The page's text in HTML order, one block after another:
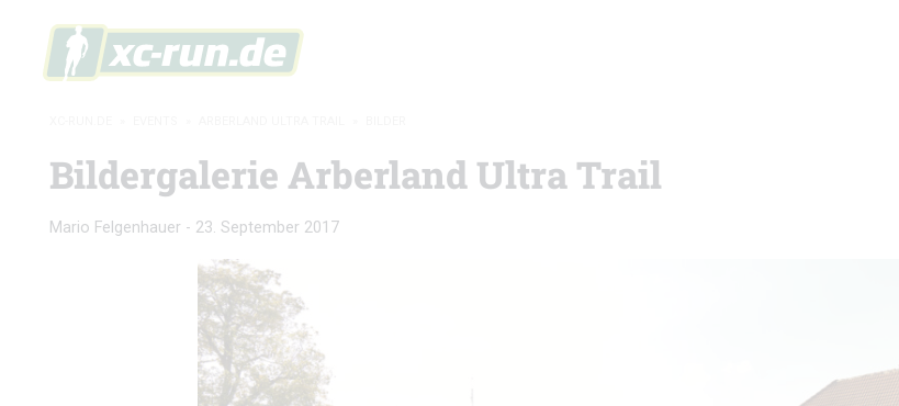
Bildergalerie Arberland Ultra Trail
Mario Felgenhauer - 23. September 2017